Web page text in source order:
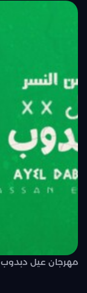
مهرجان عيل